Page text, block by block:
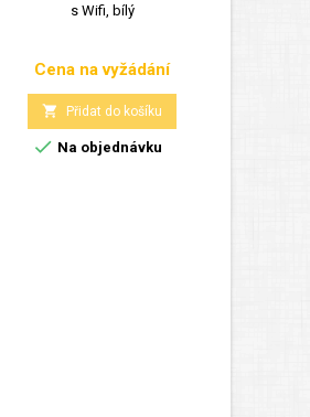
s Wifi, bílý
Cena
Cena na vyžádání
 Přidat do košíku
 Na objednávku